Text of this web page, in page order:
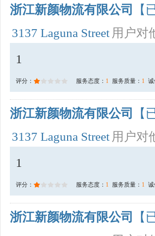
浙江新颜物流有限公司 【
3137 Laguna Street 用户对
1
评分： 服务态度： 1 服务质量： 1 诚
浙江新颜物流有限公司 【
3137 Laguna Street 用户对
1
评分： 服务态度： 1 服务质量： 1 诚
浙江新颜物流有限公司 【